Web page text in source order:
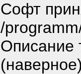
Софт
/
Описание